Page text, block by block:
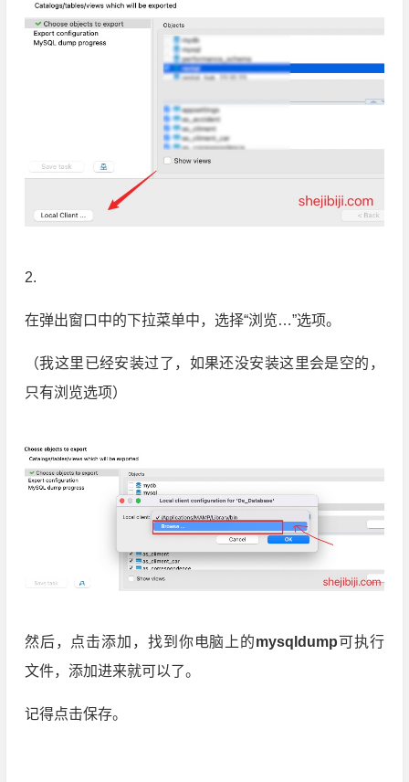
2.
在弹出窗口中的下拉菜单中，选择“浏览…”选项。
（我这里已经安装过了，如果还没安装这里会是空的，
只有浏览选项）
然后，点击添加，找到你电脑上的mysqldump可执行
文件，添加进来就可以了。
记得点击保存。